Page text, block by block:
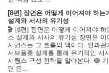
[8편] 장면은 어떻게 이어져야 하는
설계와 서사의 유기성
🎬 [8편] 장면은 어떻게 이어져야 하
스 설계와 서사의 유기성 장면은 이
시퀀스는 그 흐름의 맥이다. 인과관
서브플롯 설계를 통해 유기적인 서
시퀀스 구성 전략을 알아본다. 🟢 기
면’은...